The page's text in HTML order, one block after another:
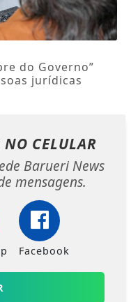
do Governo”
jurídicas
NO CELULAR
Barueri News
mensagens.
Facebook